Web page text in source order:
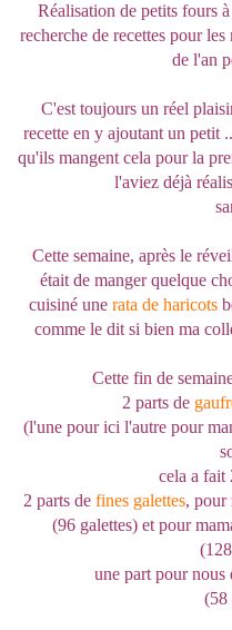
Réalisation de petits fours
recherche de recettes pour
de l'an
C'est toujours un réel
recette en y ajoutant un petit
qu'ils mangent cela pour la
l'aviez déjà
Cette semaine, après le
était de manger quelque
cuisiné une rata de haricots
comme le dit si bien ma
Cette fin de
2 parts de
(l'une pour ici l'autre pour
cela a fait
2 parts de fines galettes, pour
(96 galettes) et pour
une part pour nous
(58